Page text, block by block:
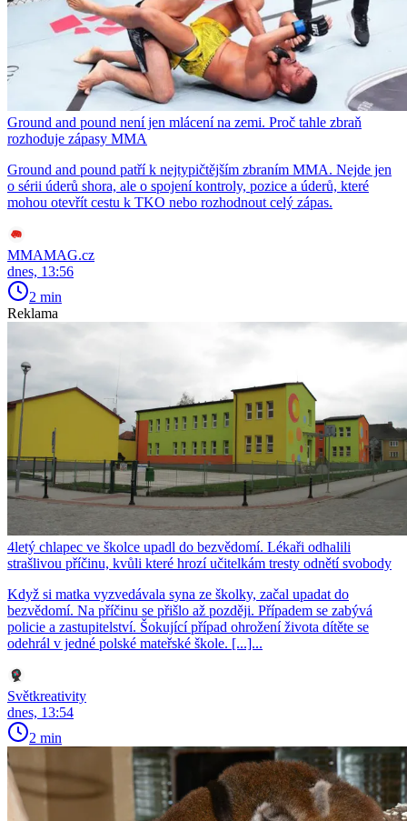
Ground and pound není jen mlácení na zemi. Proč tahle zbraň
rozhoduje zápasy MMA
Ground and pound patří k nejtypičtějším zbraním MMA. Nejde jen
o sérii úderů shora, ale o spojení kontroly, pozice a úderů, které
mohou otevřít cestu k TKO nebo rozhodnout celý zápas.
MMAMAG.cz
dnes, 13:56
2 min
Reklama
4letý chlapec ve školce upadl do bezvědomí. Lékaři odhalili
strašlivou příčinu, kvůli které hrozí učitelkám tresty odnětí svobody
Když si matka vyzvedávala syna ze školky, začal upadat do
bezvědomí. Na příčinu se přišlo až později. Případem se zabývá
policie a zastupitelství. Šokující případ ohrožení života dítěte se
odehrál v jedné polské mateřské škole. [...]...
Světkreativity
dnes, 13:54
2 min